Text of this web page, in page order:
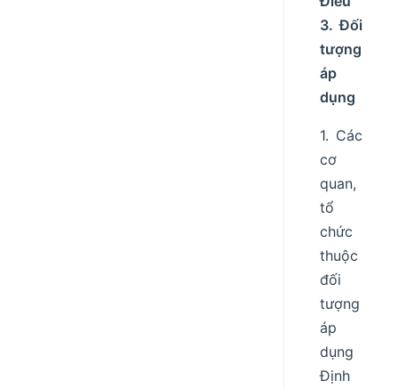
3. Đối
tượng
áp
dụng
1. Các
cơ
quan,
tổ
chức
thuộc
đối
tượng
áp
dụng
Định